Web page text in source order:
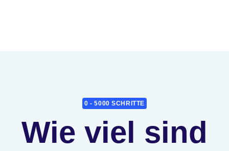
0 - 5000 SCHRITTE
Wie viel sind